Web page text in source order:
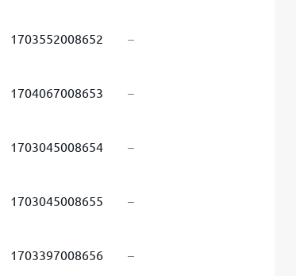
1703552008652 –
1704067008653 –
1703045008654 –
1703045008655 –
1703397008656 –